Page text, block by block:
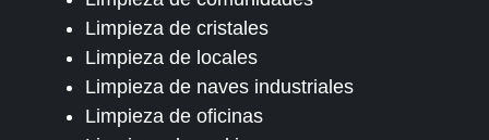
Limpieza de cristales
Limpieza de locales
Limpieza de naves industriales
Limpieza de oficinas